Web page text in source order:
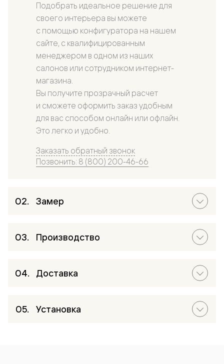
Подобрать идеальное решение для
своего интерьера вы можете
с помощью конфигуратора на нашем
сайте, с квалифицированным
менеджером в одном из наших
салонов или сотрудником интернет-
магазина.
Вы получите прозрачный расчет
и сможете оформить заказ удобным
для вас способом онлайн или офлайн.
Это легко и удобно.
Заказать обратный звонок
Позвонить: 8 (800) 200-46-66
Замер
Производство
Доставка
Установка